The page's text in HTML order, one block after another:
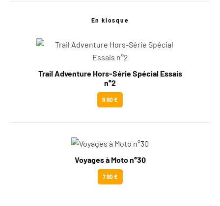
En kiosque
Trail Adventure Hors-Série Spécial Essais
n°2
9.90 €
Voyages à Moto n°30
7.90 €